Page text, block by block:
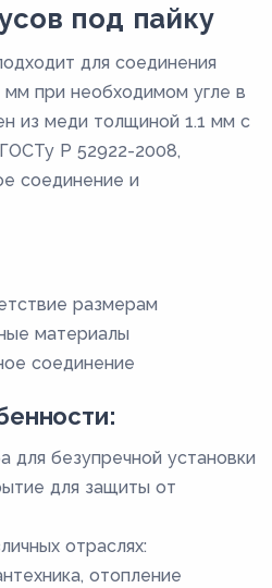
под пайку
для соединения
при необходимом угле в
из меди толщиной 1.1 мм с
Р 52922-2008,
соединение и
размерам
материалы
соединение
для безупречной установки
для защиты от
отраслях:
отопление